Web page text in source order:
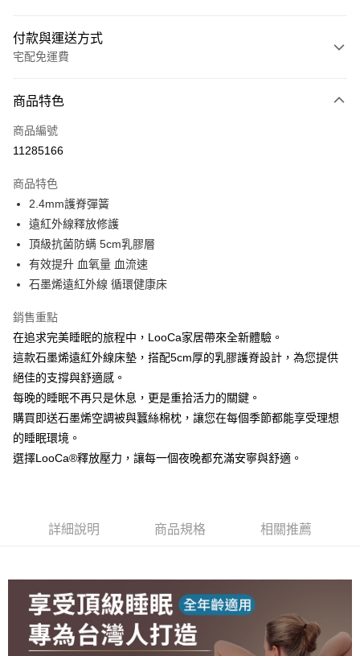
付款與運送方式
宅配免運費
信用卡一次付款
信用卡分期付款
合作金庫商業銀行
華南商業銀行
上海商業儲蓄銀行
國泰世華商業銀行
臺灣中小企業銀行
匯豐（台灣）商業銀行
聯邦商業銀行
元大商業銀行
台新國際商業銀行
中國信託商業銀行
台灣樂天信用卡公司
Apple Pay
街口支付
悠遊付
Google Pay
ATM付款
運送方式
宅配
免運費
商品特色
商品編號
11285166
商品特色
2.4mm護脊彈簧
遠紅外線釋放修護
頂級抗菌防螨 5cm乳膠層
有效提升 血氧量 血流速
石墨烯遠紅外線 循環健康床
銷售重點
在追求完美睡眠的旅程中，LooCa家居帶來全新體驗。
這款石墨烯遠紅外線床墊，搭配5cm厚的乳膠護脊設計，為您提供
絕佳的支撐與舒適感。
每晚的睡眠不再只是休息，更是重拾活力的關鍵。
購買即送石墨烯空調被與蠶絲棉枕，讓您在每個季節都能享受理想
的睡眠環境。
選擇LooCa®釋放壓力，讓每一個夜晚都充滿安寧與舒適。
詳細說明 商品規格 相關推薦